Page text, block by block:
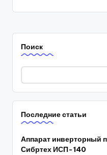
Поиск
Последние статьи
Аппарат инверторный
Сибртех ИСП-140